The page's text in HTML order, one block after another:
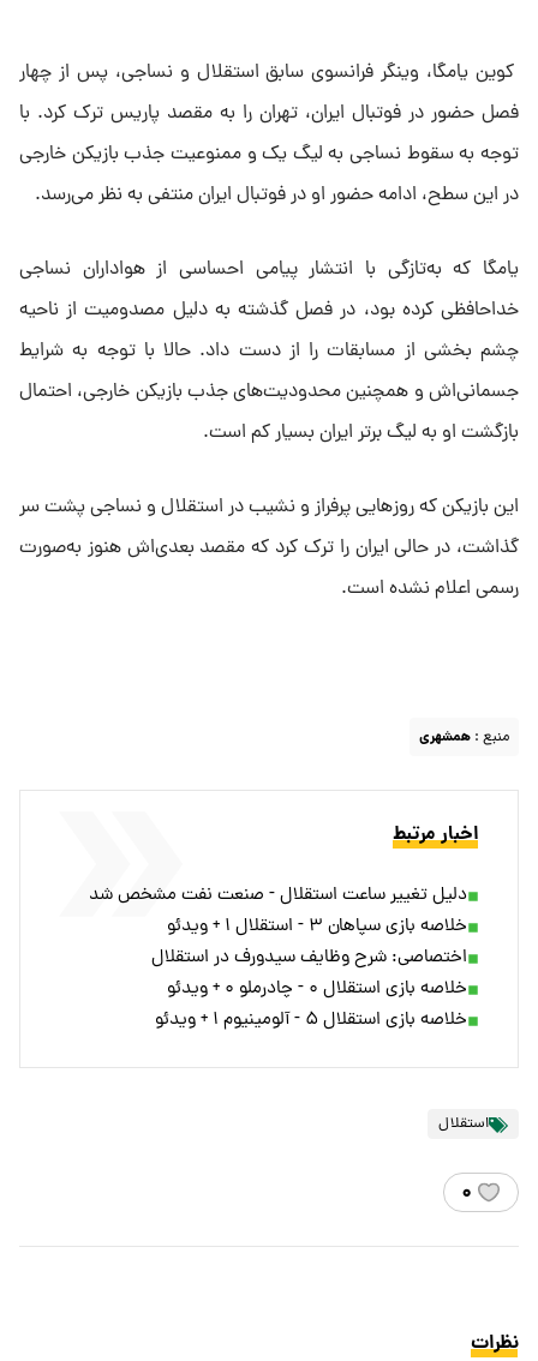
کوین یامگا، وینگر فرانسوی سابق استقلال و نساجی، پس از چهار
فصل حضور در فوتبال ایران، تهران را به مقصد پاریس ترک کرد. با
توجه به سقوط نساجی به لیگ یک و ممنوعیت جذب بازیکن خارجی
در این سطح، ادامه حضور او در فوتبال ایران منتفی به نظر می‌رسد.
یامگا که به‌تازگی با انتشار پیامی احساسی از هواداران نساجی
خداحافظی کرده بود، در فصل گذشته به دلیل مصدومیت از ناحیه
چشم بخشی از مسابقات را از دست داد. حالا با توجه به شرایط
جسمانی‌اش و همچنین محدودیت‌های جذب بازیکن خارجی، احتمال
بازگشت او به لیگ برتر ایران بسیار کم است.
این بازیکن که روزهایی پرفراز و نشیب در استقلال و نساجی پشت سر
گذاشت، در حالی ایران را ترک کرد که مقصد بعدی‌اش هنوز به‌صورت
رسمی اعلام نشده است.
منبع : همشهری
اخبار مرتبط
دلیل تغییر ساعت استقلال - صنعت نفت مشخص شد
خلاصه بازی سپاهان ۳ - استقلال ۱ + ویدئو
اختصاصی: شرح وظایف سیدورف در استقلال
خلاصه بازی استقلال ۰ - چادرملو ۰ + ویدئو
خلاصه بازی استقلال ۵ - آلومینیوم ۱ + ویدئو
استقلال
۰
نظرات